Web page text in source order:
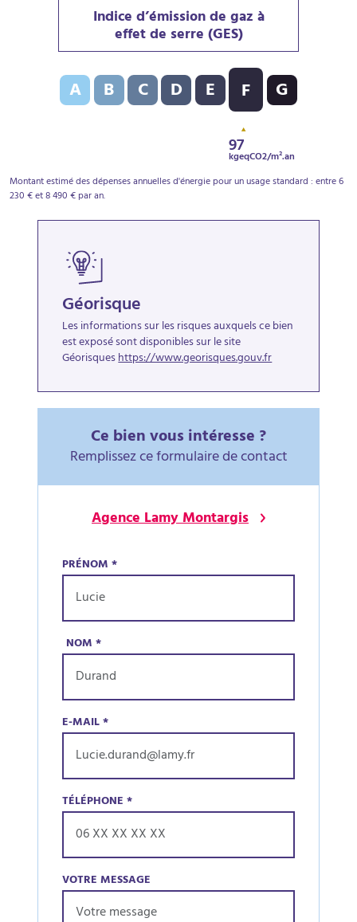
Indice d’émission de gaz à
effet de serre (GES)
Indice d’émission de gaz à effet de serre (GES) : F - 97
A B C D E F
97
kgeqCO2/m².an
G
Montant estimé des dépenses annuelles d'énergie pour un usage standard : entre 6
230 € et 8 490 € par an.
Géorisque
Les informations sur les risques auxquels ce bien
est exposé sont disponibles sur le site
Géorisqueshttps://www.georisques.gouv.fr
Ce bien vous intéresse ?
Remplissez ce formulaire de contact
Agence Lamy Montargis
PRÉNOM*
NOM*
E-MAIL*
TÉLÉPHONE*
VOTRE MESSAGE